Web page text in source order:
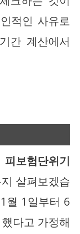
적인 사유로
간 계산에서
피보험단위기
살펴보겠습
월 1일부터 6
다고 가정해